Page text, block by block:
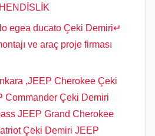
egea ducato Çeki Demiri↵
ve araç proje firması
,JEEP Cherokee Çeki
Commander Çeki Demiri
JEEP Grand Cherokee
Çeki Demiri JEEP